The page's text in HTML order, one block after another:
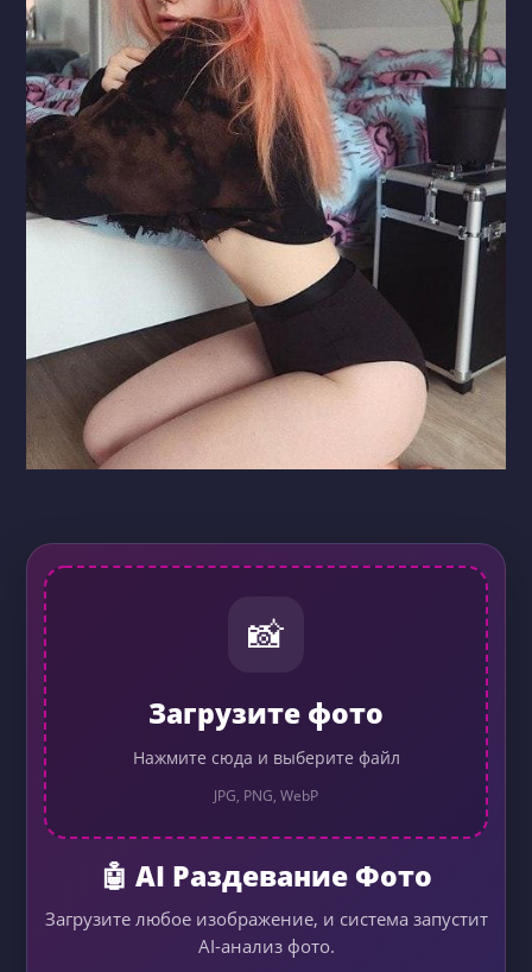
📸
Загрузите фото
Нажмите сюда и выберите файл
JPG, PNG, WebP
🤖 AI Раздевание Фото
Загрузите любое изображение, и система запустит
AI-анализ фото.